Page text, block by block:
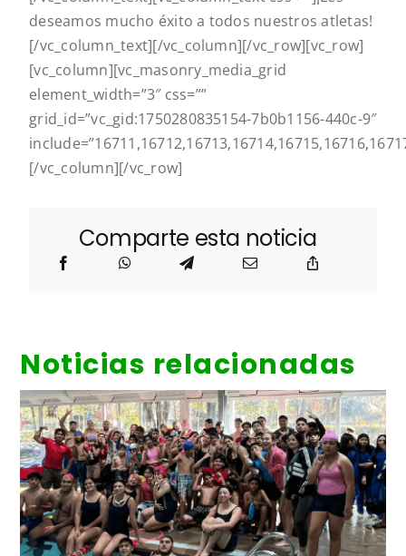
deseamos mucho éxito a todos nuestros atletas!
[/vc_column_text][/vc_column][/vc_row][vc_row]
[vc_column][vc_masonry_media_grid
element_width=”3″ css=””
grid_id=”vc_gid:1750280835154-7b0b1156-440c-9″
[/vc_column][/vc_row]
Comparte esta noticia
Noticias relacionadas